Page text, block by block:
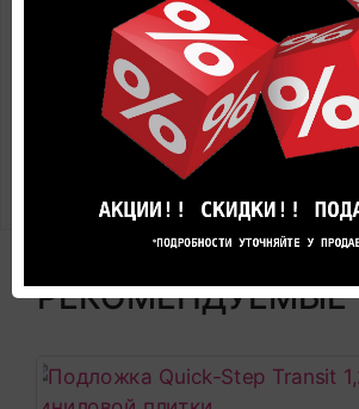
Цена в салоне может быть
Представленные на фотографиях
могут не совпадают с реальными,
общее представление об оттенках
вариантах предлагаемых текстур.
РЕКОМЕНДУЕМЫЕ